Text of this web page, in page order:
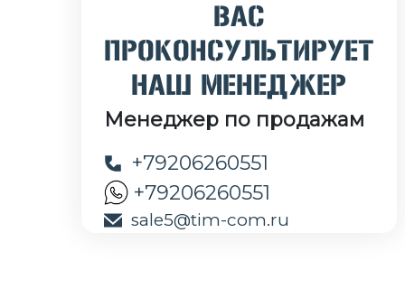
ВАС
ПРОКОНСУЛЬТИРУЕТ
НАШ МЕНЕДЖЕР
Менеджер по продажам
+79206260551
+79206260551
sale5@tim-com.ru